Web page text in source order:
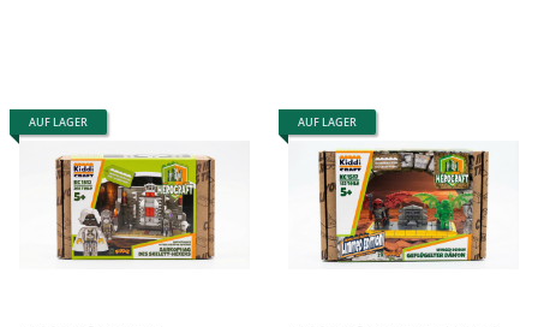
AUF LAGER AUF LAGER